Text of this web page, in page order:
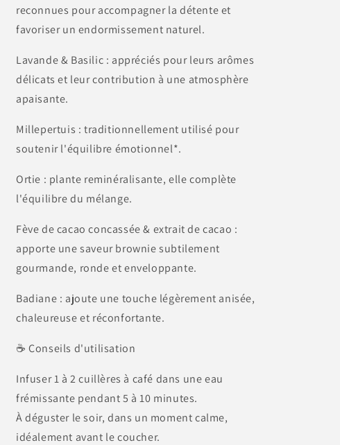
reconnues pour accompagner la détente et
favoriser un endormissement naturel.
Lavande & Basilic : appréciés pour leurs arômes
délicats et leur contribution à une atmosphère
apaisante.
Millepertuis : traditionnellement utilisé pour
soutenir l'équilibre émotionnel*.
Ortie : plante reminéralisante, elle complète
l'équilibre du mélange.
Fève de cacao concassée & extrait de cacao :
apporte une saveur brownie subtilement
gourmande, ronde et enveloppante.
Badiane : ajoute une touche légèrement anisée,
chaleureuse et réconfortante.
☕ Conseils d'utilisation
Infuser 1 à 2 cuillères à café dans une eau
frémissante pendant 5 à 10 minutes.
À déguster le soir, dans un moment calme,
idéalement avant le coucher.